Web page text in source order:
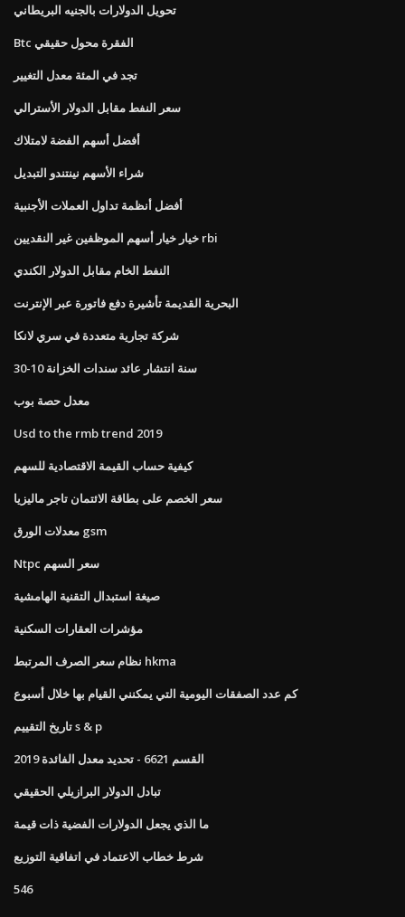
تحويل الدولارات بالجنيه البريطاني
Btc الفقرة محول حقيقي
تجد في المئة معدل التغيير
سعر النفط مقابل الدولار الأسترالي
أفضل أسهم الفضة لامتلاك
شراء الأسهم نينتندو التبديل
أفضل أنظمة تداول العملات الأجنبية
خيار خيار أسهم الموظفين غير النقديين rbi
النفط الخام مقابل الدولار الكندي
البحرية القديمة تأشيرة دفع فاتورة عبر الإنترنت
شركة تجارية متعددة في سري لانكا
30-10 سنة انتشار عائد سندات الخزانة
معدل حصة بوب
Usd to the rmb trend 2019
كيفية حساب القيمة الاقتصادية للسهم
سعر الخصم على بطاقة الائتمان تاجر ماليزيا
معدلات الورق gsm
Ntpc سعر السهم
صيغة استبدال التقنية الهامشية
مؤشرات العقارات السكنية
نظام سعر الصرف المرتبط hkma
كم عدد الصفقات اليومية التي يمكنني القيام بها خلال أسبوع
تاريخ التقييم s & p
القسم 6621 - تحديد معدل الفائدة 2019
تبادل الدولار البرازيلي الحقيقي
ما الذي يجعل الدولارات الفضية ذات قيمة
شرط خطاب الاعتماد في اتفاقية التوزيع
546